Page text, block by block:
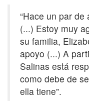
“Hace un par
(...) Estoy muy
su familia,
apoyo (...) A
Salinas está
como debe de
ella tiene”.